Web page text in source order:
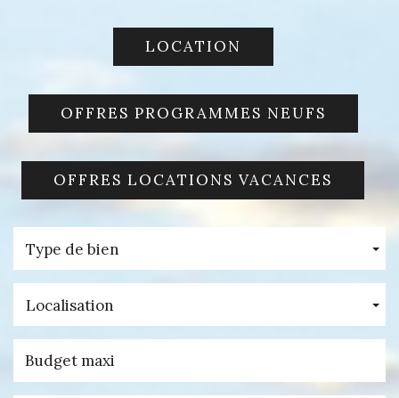
LOCATION
OFFRES PROGRAMMES NEUFS
OFFRES LOCATIONS VACANCES
Type de bien
Localisation